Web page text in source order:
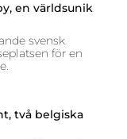
en världsunik
svensk
för en
två belgiska